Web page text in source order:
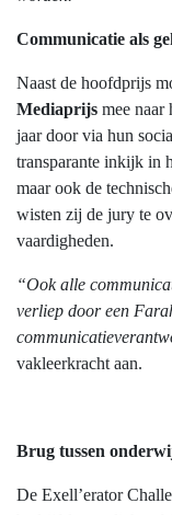
Communicatie als
Naast de hoofdprijs
Mediaprijs mee naar
jaar door via hun
transparante inkijk in
maar ook de
wisten zij de jury te
vaardigheden.
“Ook alle
verliep door een
vakleerkracht aan.
Brug tussen
De Exell’erator